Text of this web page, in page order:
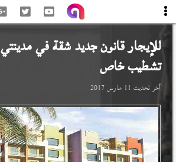
للإيجار قانون جديد شقة فيمدينتي
تشطيب خاص
آخر تحديث 11 مارس 2017